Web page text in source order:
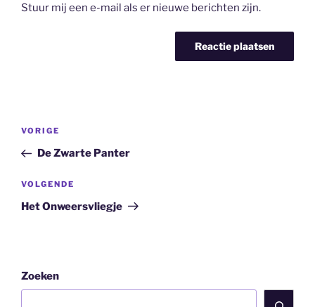
Stuur mij een e-mail als er nieuwe berichten zijn.
Bericht
Vorig
bericht
VORIGE
De Zwarte Panter
Volgend
bericht
VOLGENDE
Het Onweersvliegje
Zoeken